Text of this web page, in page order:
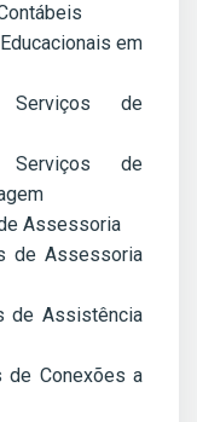
em
de
de
Assessoria
de Assessoria
de Assistência
de Conexões a